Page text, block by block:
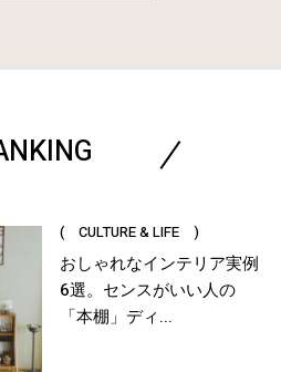
( CULTURE & LIFE )
おしゃれなインテリア実例
6選。センスがいい人の
「本棚」ディ...